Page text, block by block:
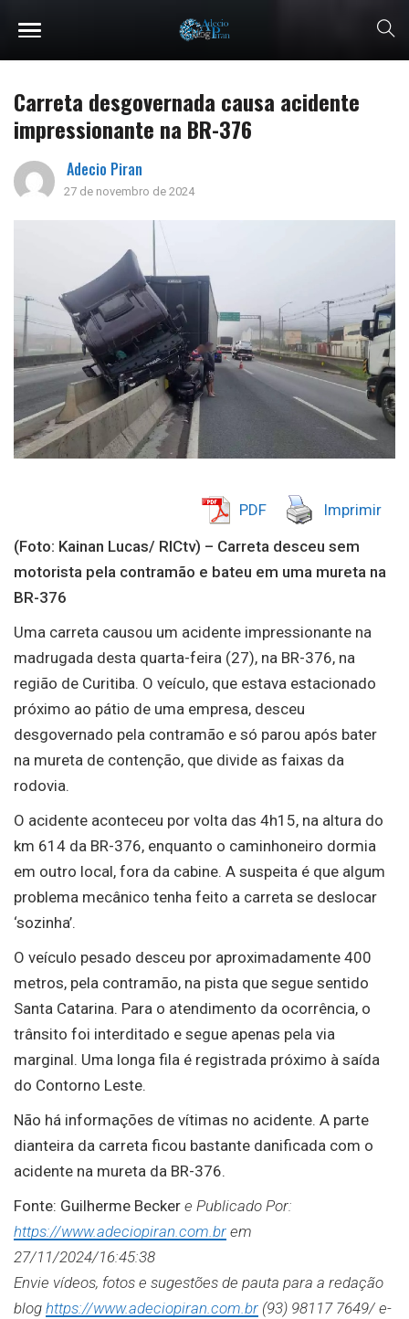
Carreta desgovernada causa acidente
impressionante na BR-376
Adecio Piran
27 de novembro de 2024
PDF Imprimir
(Foto: Kainan Lucas/ RICtv) – Carreta desceu sem
motorista pela contramão e bateu em uma mureta na
BR-376
Uma carreta causou um acidente impressionante na
madrugada desta quarta-feira (27), na BR-376, na
região de Curitiba. O veículo, que estava estacionado
próximo ao pátio de uma empresa, desceu
desgovernado pela contramão e só parou após bater
na mureta de contenção, que divide as faixas da
rodovia.
O acidente aconteceu por volta das 4h15, na altura do
km 614 da BR-376, enquanto o caminhoneiro dormia
em outro local, fora da cabine. A suspeita é que algum
problema mecânico tenha feito a carreta se deslocar
‘sozinha’.
O veículo pesado desceu por aproximadamente 400
metros, pela contramão, na pista que segue sentido
Santa Catarina. Para o atendimento da ocorrência, o
trânsito foi interditado e segue apenas pela via
marginal. Uma longa fila é registrada próximo à saída
do Contorno Leste.
Não há informações de vítimas no acidente. A parte
dianteira da carreta ficou bastante danificada com o
acidente na mureta da BR-376.
Fonte: Guilherme Becker e Publicado Por:
https://www.adeciopiran.com.br em
27/11/2024/16:45:38
Envie vídeos, fotos e sugestões de pauta para a redação
blog https://www.adeciopiran.com.br (93) 98117 7649/ e-